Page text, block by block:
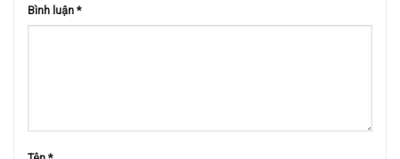
Bình luận*